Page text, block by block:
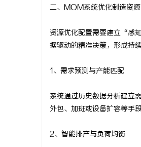
二、MOM系统优化制造资
资源优化配置需要建立“感
据驱动的精准决策，形成持
1、需求预测与产能匹配
系统通过历史数据分析建立
外包、加班或设备扩容等手
2、智能排产与负荷均衡